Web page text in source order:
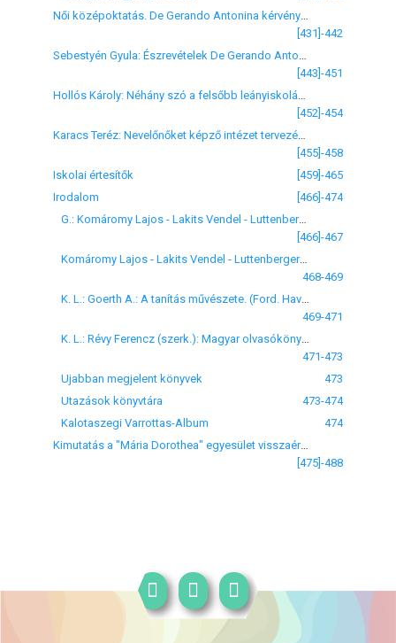
[431]-442
[443]-451
[452]-454
[455]-458
Iskolai értesítők
[459]-465
Irodalom
[466]-474
G.: Komáromy Lajos - Lakits Vendel - Luttenberger Ágost - Péterfy Sándor (szerk.): ABC és olvasókönyv. Singer és Wolfner, Budapest
[466]-467
Komáromy Lajos - Lakits Vendel - Luttenberger Ágost - Péterfy Sándor (szerk.): Képes magyar olvasókönyv. Singer és Wolfner, Budapest
468-469
469-471
471-473
Ujabban megjelent könyvek
473
Utazások könyvtára
473-474
Kalotaszegi Varrottas-Album
474
Kimutatás a "Mária Dorothea" egyesület visszaérkezett gyűjtőíveiről (Tizedik közlemény)
[475]-488